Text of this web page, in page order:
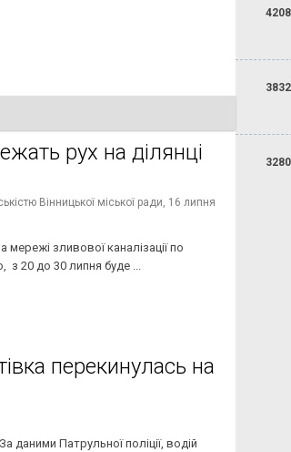
рух на ділянці
Вінницької міської ради, 16 липня
мережі зливової каналізації по
з 20 до 30 липня буде ...
перекинулась на
даними Патрульної поліції, водій
4208
3832
3280